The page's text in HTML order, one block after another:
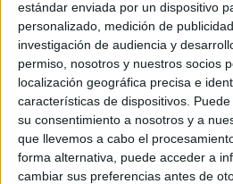
estándar enviada por un dispositivo
personalizado, medición de
investigación de audiencia y
permiso, nosotros y nuestros socios
localización geográfica precisa e
características de dispositivos.
su consentimiento a nosotros y a
que llevemos a cabo el
forma alternativa, puede acceder a
cambiar sus preferencias antes de
Campeonato Paulista
Inter de Limeira
Ituano
Fanatiz (Ver en directo)
Sábado, 24/02/2024
20:00 Campeonato Paulista